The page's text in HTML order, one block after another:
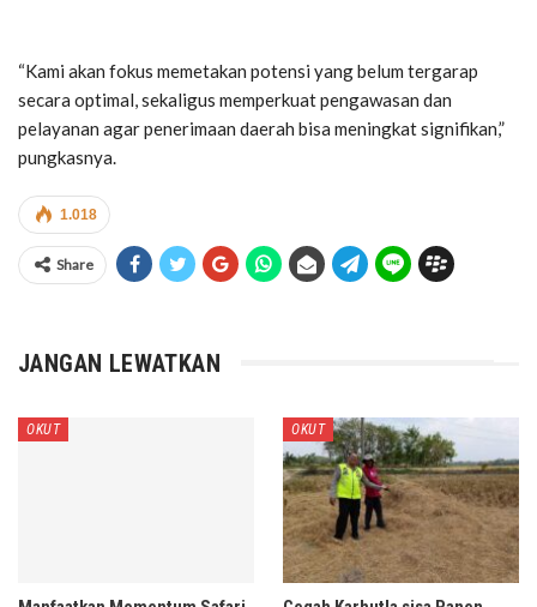
“Kami akan fokus memetakan potensi yang belum tergarap
secara optimal, sekaligus memperkuat pengawasan dan
pelayanan agar penerimaan daerah bisa meningkat signifikan,”
pungkasnya.
1.018
Share
JANGAN LEWATKAN
OKUT OKUT